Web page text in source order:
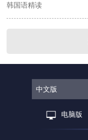
韩国语精读
中文版
电脑版